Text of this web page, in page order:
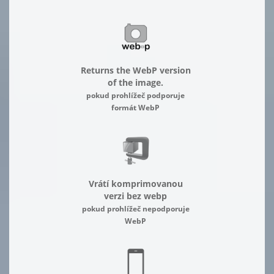
Returns the WebP version
of the image.
pokud prohlížeč podporuje
formát WebP
Vrátí komprimovanou
verzi bez webp
pokud prohlížeč nepodporuje
WebP